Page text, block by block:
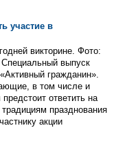
участие в
викторине. Фото:
выпуск
гражданин».
в том числе и
ответить на
празднования
акции